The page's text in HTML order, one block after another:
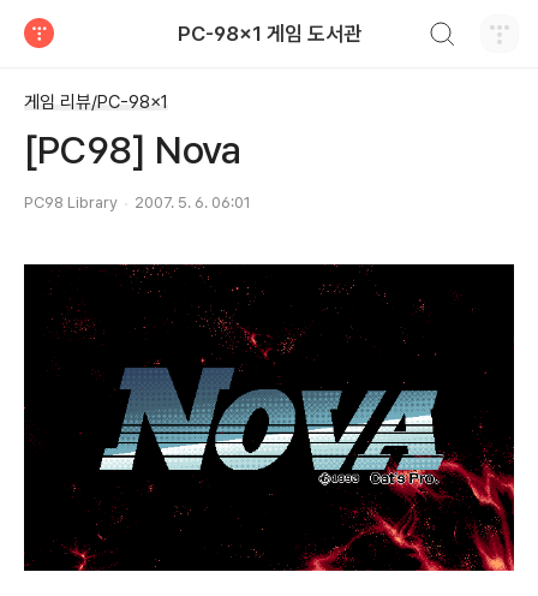
PC-98x1 게임 도서관
게임 리뷰/PC-98x1
[PC98] Nova
PC98 Library 2007. 5. 6. 06:01